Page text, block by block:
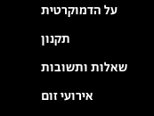
על הדמוקרטית
תקנון
שאלות ותשובות
אירועי זום